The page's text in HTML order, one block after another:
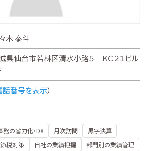
木 泰斗
県仙台市若林区清水小路５ ＫＣ２１ビル
話番号を表示）
務の省力化・DX 月次訪問
黒字決算
節税対策 自社の業績把握
部門別の業績管理